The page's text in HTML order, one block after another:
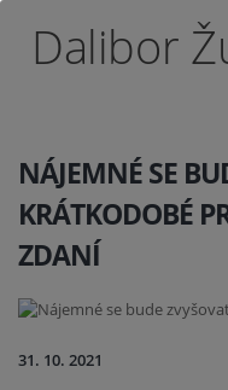
Dalibor
NÁJEMNÉ SE
KRÁTKODOBÉ
ZDANÍ
31. 10. 2021